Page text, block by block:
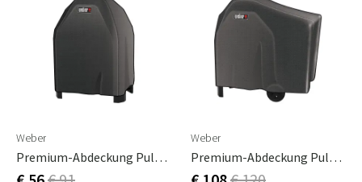
Weber
Premium-Abdeckung Pulse 1 Mit Ständer
Weber
Premium-Abdeckung Pulse 2 Mit Wagen